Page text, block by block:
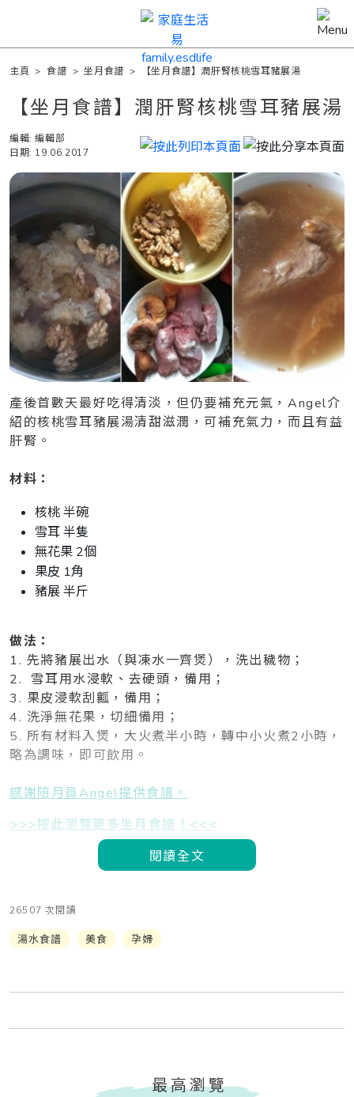
主頁 >食譜 >坐月食譜 > 【坐月食譜】潤肝腎核桃雪耳豬展湯
【坐月食譜】潤肝腎核桃雪耳豬展湯
編輯: 編輯部
日期: 19.06.2017
產後首數天最好吃得清淡，但仍要補充元氣，Angel介
紹的核桃雪耳豬展湯清甜滋潤，可補充氣力，而且有益
肝腎。
材料：
核桃 半碗
雪耳 半隻
無花果 2個
果皮 1角
豬展 半斤
做法：
1. 先將豬展出水（與凍水一齊煲），洗出穢物；
2. 雪耳用水浸軟、去硬頭，備用；
3. 果皮浸軟刮瓤，備用；
4. 洗淨無花果，切細備用；
5. 所有材料入煲，大火煮半小時，轉中小火煮2小時，
略為調味，即可飲用。
感謝陪月員Angel提供食譜。
>>>按此瀏覽更多坐月食譜！<<<
閱讀全文
26507 次閱讀
湯水食譜 美食 孕婦
最高瀏覽